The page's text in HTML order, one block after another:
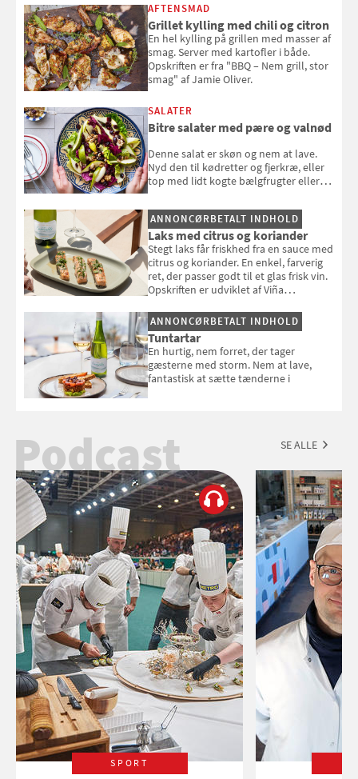
AFTENSMAD
Grillet kylling med chili og citron
En hel kylling på grillen med masser af
smag. Server med kartofler i både.
Opskriften er fra "BBQ – Nem grill, stor
smag" af Jamie Oliver.
SALATER
Bitre salater med pære og valnød
Denne salat er skøn og nem at lave.
Nyd den til kødretter og fjerkræ, eller
top med lidt kogte bælgfrugter eller
selvstændigt måltid. Opskriften er fra
Louisa Lorangs kogebog "Salat".
ANNONCØRBETALT INDHOLD
Laks med citrus og koriander
Stegt laks får friskhed fra en sauce med
citrus og koriander. En enkel, farverig
ret, der passer godt til et glas frisk vin.
Opskriften er udviklet af Viña
ANNONCØRBETALT INDHOLD
Tuntartar
En hurtig, nem forret, der tager
gæsterne med storm. Nem at lave,
fantastisk at sætte tænderne i
Podcast SE ALLE
SPORT